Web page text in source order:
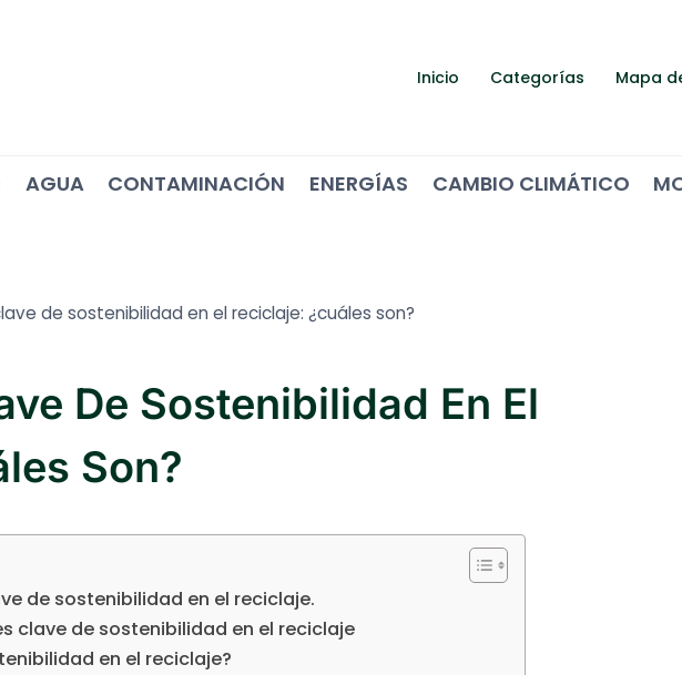
Inicio Categorías Mapa
AGUA CONTAMINACIÓN ENERGÍAS CAMBIO CLIMÁTICO
de sostenibilidad en el reciclaje: ¿cuáles son?
De Sostenibilidad En El
Son?
de sostenibilidad en el reciclaje.
clave de sostenibilidad en el reciclaje
en el reciclaje?